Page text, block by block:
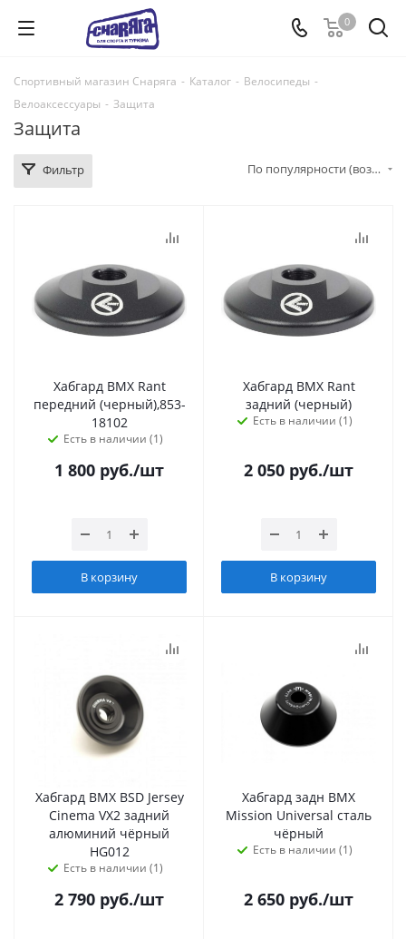
0
Спортивный магазин Снаряга - Каталог - Велосипеды -
Велоаксессуары - Защита
Защита
Фильтр По популярности (возрастание)
Хабгард BMX Rant
передний (черный),853-
18102
Есть в наличии (1)
1 800 руб./шт
В корзину
Хабгард BMX Rant
задний (черный)
Есть в наличии (1)
2 050 руб./шт
В корзину
Хабгард BMX BSD Jersey
Cinema VX2 задний
алюминий чёрный
HG012
Есть в наличии (1)
2 790 руб./шт
Хабгард задн BMX
Mission Universal сталь
чёрный
Есть в наличии (1)
2 650 руб./шт